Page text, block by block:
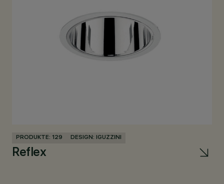
PRODUKTE: 129 DESIGN: IGUZZINI
Reflex